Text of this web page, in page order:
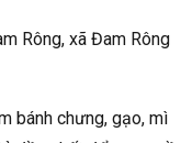
Rông, xã Đam Rông
bánh chưng, gạo, mì